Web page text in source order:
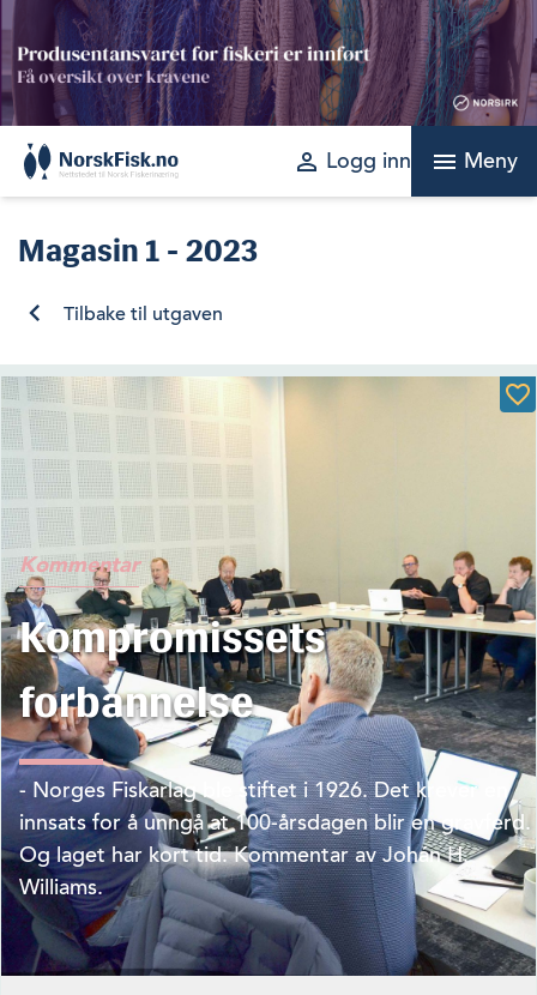
Skip
to
content
perm_identity Logg inn menu Meny
Magasin 1 - 2023
Tilbake til utgaven
Kommentar
Kompromissets
forbannelse
- Norges Fiskarlag ble stiftet i 1926. Det krever en
innsats for å unngå at 100-årsdagen blir en gravferd.
Og laget har kort tid. Kommentar av Johán H.
Williams.